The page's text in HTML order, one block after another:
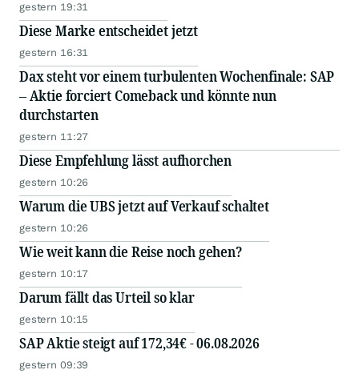
gestern 19:31
Diese Marke entscheidet jetzt
gestern 16:31
Dax steht vor einem turbulenten Wochenfinale: SAP
– Aktie forciert Comeback und könnte nun
durchstarten
gestern 11:27
Diese Empfehlung lässt aufhorchen
gestern 10:26
Warum die UBS jetzt auf Verkauf schaltet
gestern 10:26
Wie weit kann die Reise noch gehen?
gestern 10:17
Darum fällt das Urteil so klar
gestern 10:15
SAP Aktie steigt auf 172,34€ - 06.08.2026
gestern 09:39